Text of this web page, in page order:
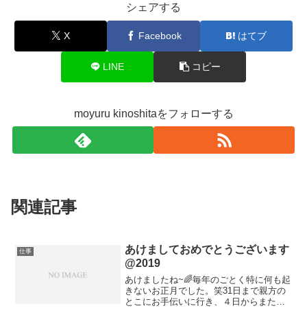
シェアする
X Facebook はてブ
LINE コピー
moyuru kinoshitaをフォローする
関連記事
仕事
あけましておめでとうございます
@2019
あけましたね~🌈毎年のごとく特に何も起
きないお正月でした。笑31日まで親方の
とこにお手伝いに行き、４日からまたお